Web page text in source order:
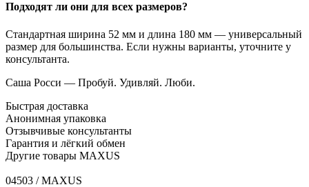
Подходят ли они для всех размеров?
Стандартная ширина 52 мм и длина 180 мм — универсальный
размер для большинства. Если нужны варианты, уточните у
консультанта.
Саша Росси — Пробуй. Удивляй. Люби.
Быстрая доставка
Анонимная упаковка
Отзывчивые консультанты
Гарантия и лёгкий обмен
Другие товары MAXUS
04503 / MAXUS